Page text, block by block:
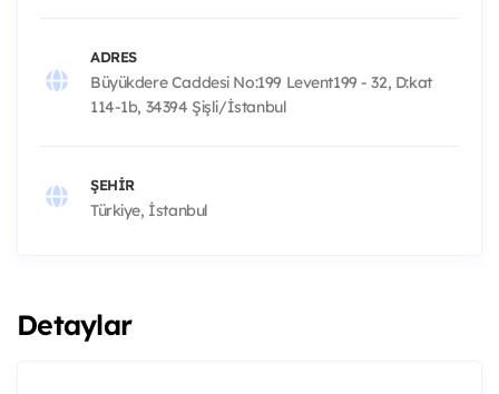
ADRES
Büyükdere Caddesi No:199 Levent199 - 32, D:kat
114-1b, 34394 Şişli/İstanbul
ŞEHIR
Türkiye, İstanbul
Detaylar